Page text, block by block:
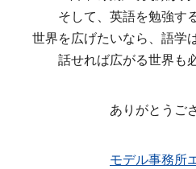
そして、英語を勉強す
世界を広げたいなら、語学
話せれば広がる世界も
ありがとうご
モデル事務所